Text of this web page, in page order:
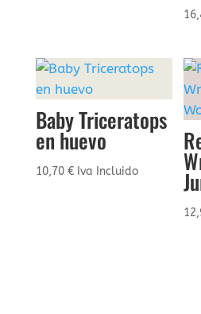
Baby Triceratops
en huevo
10,70 € Iva Incluido